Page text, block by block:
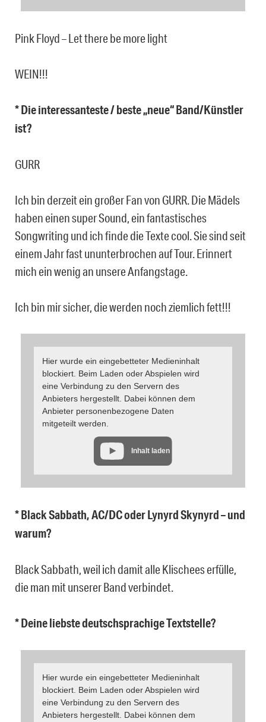
Pink Floyd – Let there be more light
WEIN!!!
* Die interessanteste / beste „neue“ Band/Künstler
ist?
GURR
Ich bin derzeit ein großer Fan von GURR. Die Mädels
haben einen super Sound, ein fantastisches
Songwriting und ich finde die Texte cool. Sie sind seit
einem Jahr fast ununterbrochen auf Tour. Erinnert
mich ein wenig an unsere Anfangstage.
Ich bin mir sicher, die werden noch ziemlich fett!!!
Hier wurde ein eingebetteter Medieninhalt
blockiert. Beim Laden oder Abspielen wird
eine Verbindung zu den Servern des
Anbieters hergestellt. Dabei können dem
Anbieter personenbezogene Daten
mitgeteilt werden.
Inhalt laden
* Black Sabbath, AC/DC oder Lynyrd Skynyrd – und
warum?
Black Sabbath, weil ich damit alle Klischees erfülle,
die man mit unserer Band verbindet.
* Deine liebste deutschsprachige Textstelle?
Hier wurde ein eingebetteter Medieninhalt
blockiert. Beim Laden oder Abspielen wird
eine Verbindung zu den Servern des
Anbieters hergestellt. Dabei können dem